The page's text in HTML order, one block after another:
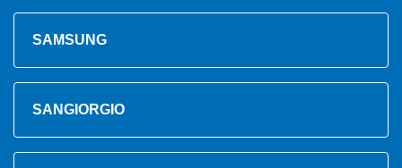
SAMSUNG
SANGIORGIO